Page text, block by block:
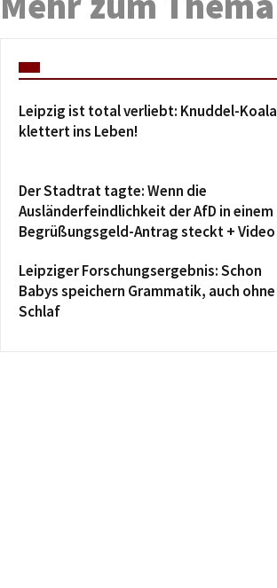
Leipzig ist total verliebt: Knuddel-Koala
klettert ins Leben!
Der Stadtrat tagte: Wenn die
Ausländerfeindlichkeit der AfD in einem
Begrüßungsgeld-Antrag steckt + Video
Leipziger Forschungsergebnis: Schon
Babys speichern Grammatik, auch ohne
Schlaf